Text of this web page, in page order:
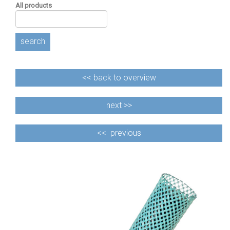
All products
search
<< back to overview
next >>
<< previous